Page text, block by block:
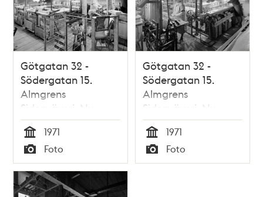
Götgatan 32 -
Södergatan 15.
Almgrens
Sidenväveri. Nu
Repslagargatan 15
Tid
1971
Typ
Foto
Götgatan 32 -
Södergatan 15.
Almgrens
Sidenväveri. Nu
Repslagargatan 15
Tid
1971
Typ
Foto